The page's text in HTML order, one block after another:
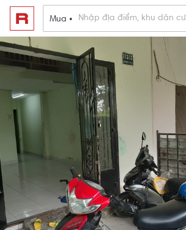
Mua •